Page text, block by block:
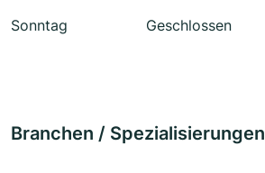
Sonntag
Geschlossen
Branchen / Spezialisierungen